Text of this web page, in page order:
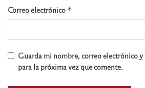
Correo electrónico *
Guarda mi nombre, correo electrónico y
para la próxima vez que comente.